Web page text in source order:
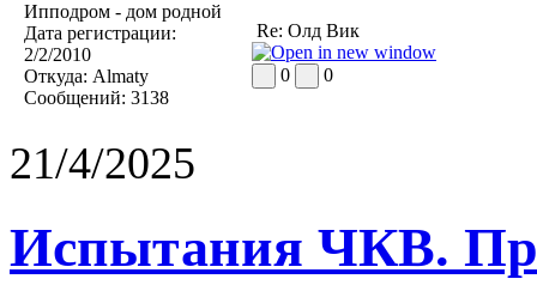
Ипподром - дом родной
Дата регистрации:
2/2/2010
Откуда: Almaty
Сообщений: 3138
Re: Олд Вик
0 0
21/4/2025
Испытания ЧКВ.